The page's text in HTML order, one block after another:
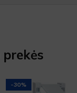
-30%